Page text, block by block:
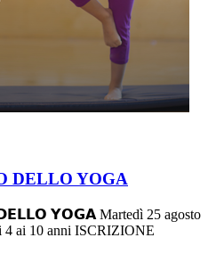
DELLO YOGA
𝗬𝗢𝗚𝗔 Martedì 25 agosto
4 ai 10 anni ISCRIZIONE